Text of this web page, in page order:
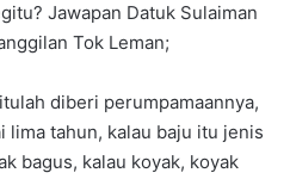
Jawapan Datuk Sulaiman
Tok Leman;
diberi perumpamaannya,
lima tahun, kalau baju itu jenis
bagus, kalau koyak, koyak